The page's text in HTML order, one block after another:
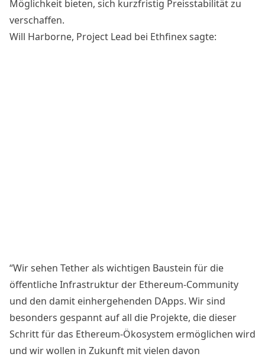
Möglichkeit bieten, sich kurzfristig Preisstabilität zu
verschaffen.
Will Harborne, Project Lead bei Ethfinex sagte:
“Wir sehen Tether als wichtigen Baustein für die
öffentliche Infrastruktur der Ethereum-Community
und den damit einhergehenden DApps. Wir sind
besonders gespannt auf all die Projekte, die dieser
Schritt für das Ethereum-Ökosystem ermöglichen wird
und wir wollen in Zukunft mit vielen davon